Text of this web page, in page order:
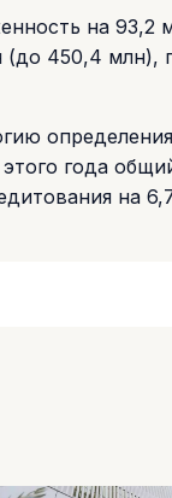
на 93,2
450,4 млн),
года
на